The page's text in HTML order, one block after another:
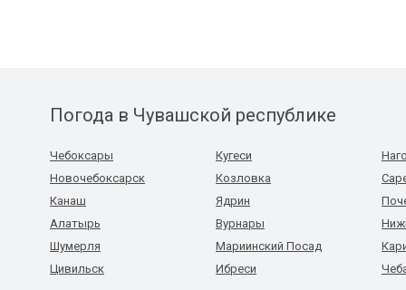
Погода в Чувашской республике
Чебоксары
Новочебоксарск
Канаш
Алатырь
Шумерля
Цивильск
Кугеси
Козловка
Ядрин
Вурнары
Мариинский Посад
Ибреси